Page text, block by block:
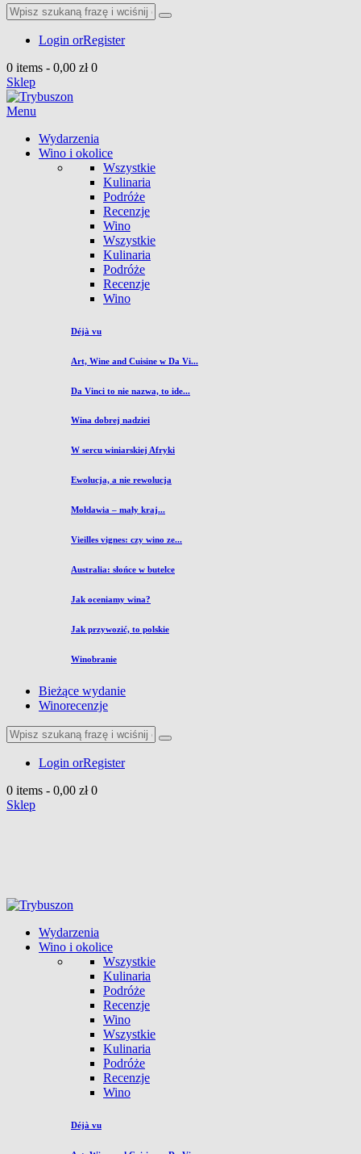
Login orRegister
0 items - 0,00 zł 0
Sklep
Menu
Wydarzenia
Wino i okolice
Wszystkie
Kulinaria
Podróże
Recenzje
Wino
Wszystkie
Kulinaria
Podróże
Recenzje
Wino
Déjà vu
Art, Wine and Cuisine w Da Vi...
Da Vinci to nie nazwa, to ide...
Wina dobrej nadziei
W sercu winiarskiej Afryki
Ewolucja, a nie rewolucja
Mołdawia – mały kraj...
Vieilles vignes: czy wino ze...
Australia: słońce w butelce
Jak oceniamy wina?
Jak przywozić, to polskie
Winobranie
Bieżące wydanie
Winorecenzje
Login orRegister
0 items - 0,00 zł 0
Sklep
Wydarzenia
Wino i okolice
Wszystkie
Kulinaria
Podróże
Recenzje
Wino
Wszystkie
Kulinaria
Podróże
Recenzje
Wino
Déjà vu